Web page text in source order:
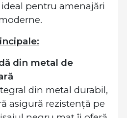
pentru amenajări
din metal de
din metal durabil,
asigură rezistență pe